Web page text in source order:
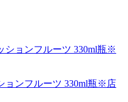
ョンフルーツ 330ml瓶※店